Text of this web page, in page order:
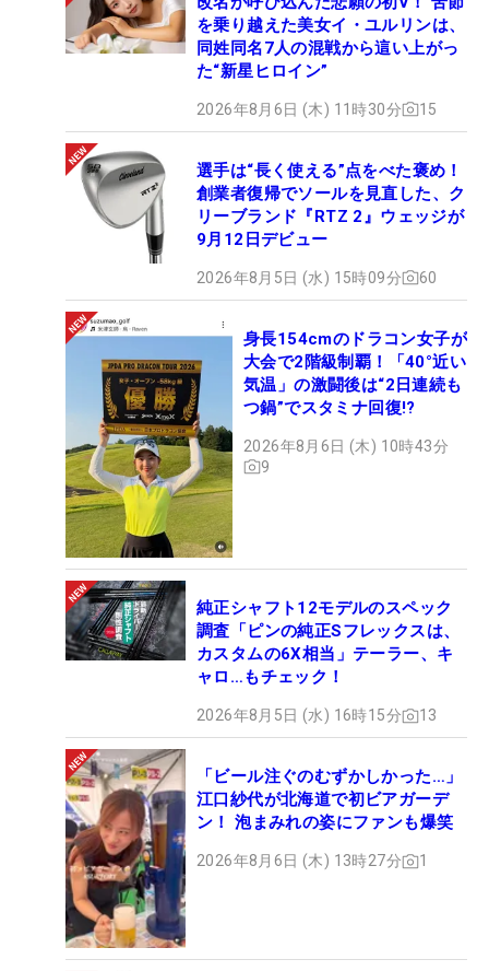
を乗り越えた美女イ・ユルリンは、
同姓同名7人の混戦から這い上がっ
た“新星ヒロイン”
2026年8月6日 (木) 11時30分 15
選手は“長く使える”点をべた褒め！
創業者復帰でソールを見直した、ク
リーブランド『RTZ 2』ウェッジが
9月12日デビュー
2026年8月5日 (水) 15時09分 60
身長154cmのドラコン女子が
大会で2階級制覇！「40°近い
気温」の激闘後は“2日連続も
つ鍋”でスタミナ回復!?
2026年8月6日 (木) 10時43分
9
純正シャフト12モデルのスペック
調査「ピンの純正Sフレックスは、
カスタムの6X相当」テーラー、キ
ャロ…もチェック！
2026年8月5日 (水) 16時15分 13
「ビール注ぐのむずかしかった…」
江口紗代が北海道で初ビアガーデ
ン！ 泡まみれの姿にファンも爆笑
2026年8月6日 (木) 13時27分 1